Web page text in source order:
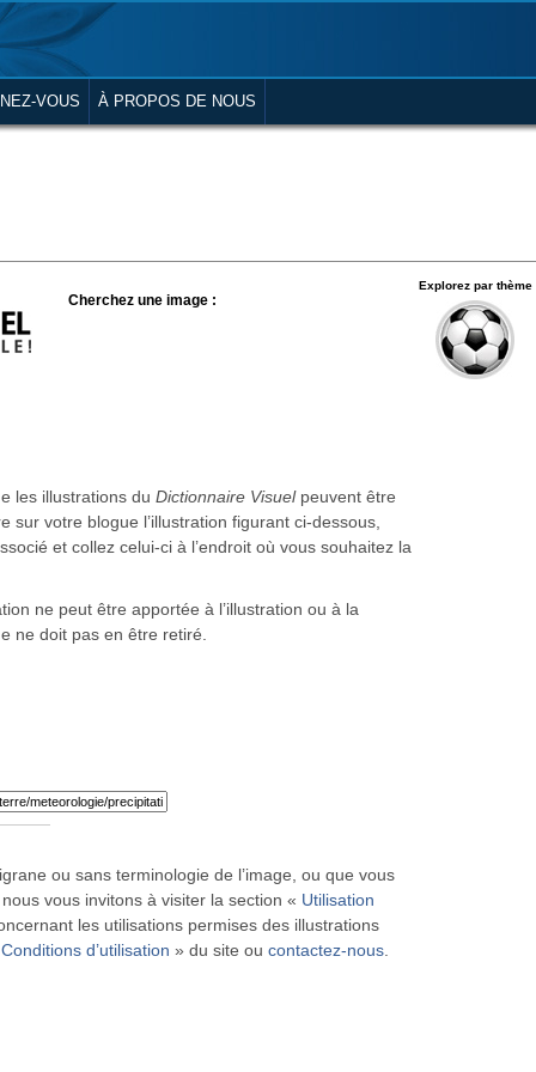
VOUS À PROPOS DE NOUS
Cherchez une image :
Explorez par thème
les illustrations du Dictionnaire Visuelpeuvent être
votre blogue l’illustration figurant ci-dessous,
et collez celui-ci à l’endroit où vous souhaitez la
ne peut être apportée à l’illustration ou à la
ne doit pas en être retiré.
ou sans terminologie de l’image, ou que vous
vous invitons à visiter la section « Utilisation
les utilisations permises des illustrations
Conditions d’utilisation » du site ou contactez-nous